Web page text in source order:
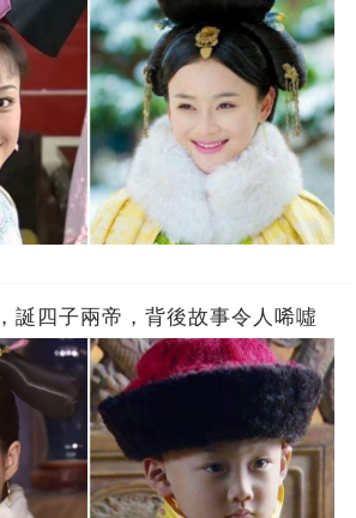
誕四子兩帝，背後故事令人唏噓